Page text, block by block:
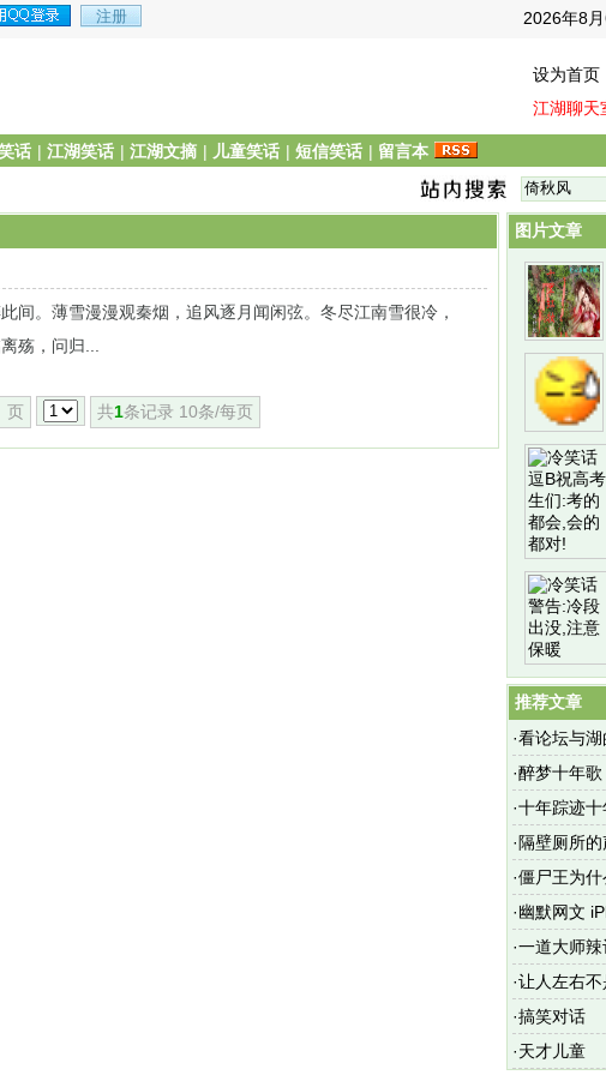
2026年8
设为首页
江湖聊天
话 | 江湖笑话 | 江湖文摘 | 儿童笑话 | 短信笑话 | 留言本
间。薄雪漫漫观秦烟，追风逐月闻闲弦。冬尽江南雪很冷，
殇，问归...
共1条记录 10条/每页
图片文章
推荐文章
·看论坛与湖
·醉梦十年歌
·十年踪迹十
·隔壁厕所
·僵尸王为
·幽默网文
·一道大师辣
·让人左右不
·搞笑对话
·天才儿童